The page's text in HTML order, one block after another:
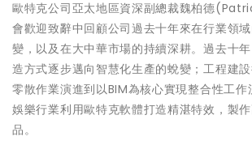
歐特克公司亞太地區資深副總裁魏柏德
會歡迎致辭中回顧公司過去十年來在行業領
變，以及在大中華市場的持續深耕。過去十
造方式逐步邁向智慧化生產的蛻變；工程建
零散作業演進到以BIM為核心實現整合性工作
娛樂行業利用歐特克軟體打造精湛特效，製
品。